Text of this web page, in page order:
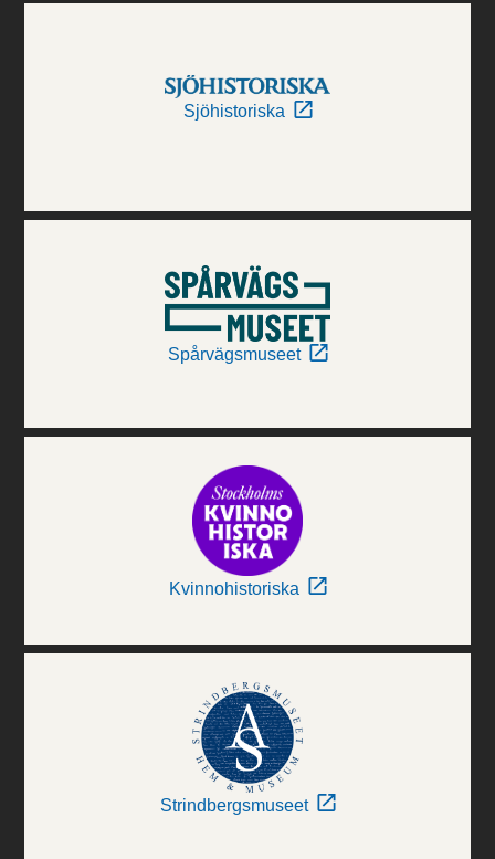
Sjöhistoriska
Spårvägsmuseet
Kvinnohistoriska
Strindbergsmuseet